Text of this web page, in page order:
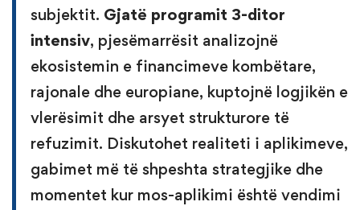
subjektit. Gjatë programit 3-ditor
intensiv, pjesëmarrësit analizojnë
ekosistemin e financimeve kombëtare,
rajonale dhe europiane, kuptojnë logjikën e
vlerësimit dhe arsyet strukturore të
refuzimit. Diskutohet realiteti i aplikimeve,
gabimet më të shpeshta strategjike dhe
momentet kur mos-aplikimi është vendimi